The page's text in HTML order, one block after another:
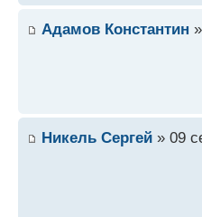
Адамов Константин
Никель Сергей » 09